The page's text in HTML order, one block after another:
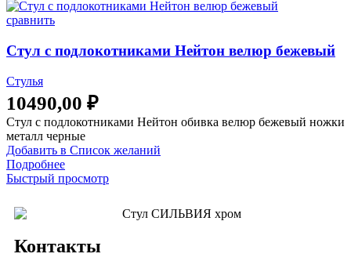
сравнить
Стул с подлокотниками Нейтон велюр бежевый
Стулья
10490,00 ₽
Стул с подлокотниками Нейтон обивка велюр бежевый ножки
металл черные
Добавить в Список желаний
Подробнее
Быстрый просмотр
Контакты